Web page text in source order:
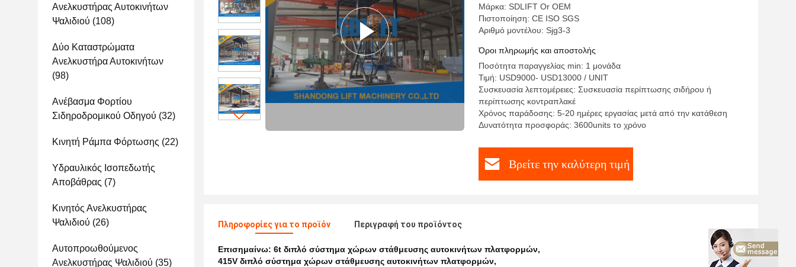
Ανελκυστήρας Αυτοκινήτων
Ψαλιδιού (108)
Δύο Καταστρώματα
Ανελκυστήρα Αυτοκινήτων
(98)
Ανέβασμα Φορτίου
Σιδηροδρομικού Οδηγού (32)
Κινητή Ράμπα Φόρτωσης (22)
Υδραυλικός Ισοπεδωτής
Αποβάθρας (7)
Κινητός Ανελκυστήρας
Ψαλιδιού (26)
Αυτοπροωθούμενος
Ανελκυστήρας Ψαλιδιού (35)
Μάρκα: SDLIFT Or OEM
Πιστοποίηση: CE ISO SGS
Αριθμό μοντέλου: Sjg3-3
Όροι πληρωμής και αποστολής
Ποσότητα παραγγελίας min: 1 μονάδα
Τιμή: USD9000- USD13000 / UNIT
Συσκευασία λεπτομέρειες: Συσκευασία περίπτωσης σιδήρου ή
περίπτωσης κοντραπλακέ
Χρόνος παράδοσης: 5-20 ημέρες εργασίας μετά από την κατάθεση
Δυνατότητα προσφοράς: 3600units το χρόνο
Βρείτε την καλύτερη τιμή
Πληροφορίες για το προϊόν Περιγραφή του προϊόντος
Επισημαίνω: 6t διπλό σύστημα χώρων στάθμευσης αυτοκινήτων πλατφορμών,
415V διπλό σύστημα χώρων στάθμευσης αυτοκινήτων πλατφορμών,